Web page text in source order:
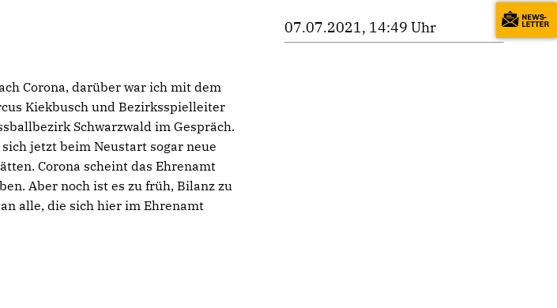
Corona, darüber war ich mit dem
Kiekbusch und Bezirksspielleiter
Schwarzwald im Gespräch.
jetzt beim Neustart sogar neue
Corona scheint das Ehrenamt
Aber noch ist es zu früh, Bilanz zu
alle, die sich hier im Ehrenamt
07.07.2021, 14:49 Uhr